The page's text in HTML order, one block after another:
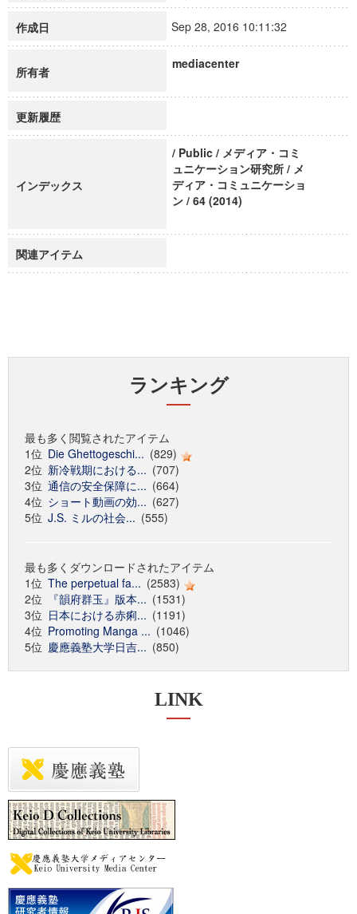
作成日 Sep 28, 2016 10:11:32
所有者
mediacenter
更新履歴
インデックス
/ Public / メディア・コミ
ュニケーション研究所 / メ
ディア・コミュニケーショ
ン / 64 (2014)
関連アイテム
ランキング
最も多く閲覧されたアイテム
1位 Die Ghettogeschi... (829)
2位 新冷戦期における... (707)
3位 通信の安全保障に... (664)
4位 ショート動画の効... (627)
5位 J.S. ミルの社会... (555)
最も多くダウンロードされたアイテム
1位 The perpetual fa... (2583)
2位
『韻府群玉』版本... (1531)
3位 日本における赤痢... (1191)
4位 Promoting Manga ... (1046)
5位 慶應義塾大学日吉... (850)
LINK